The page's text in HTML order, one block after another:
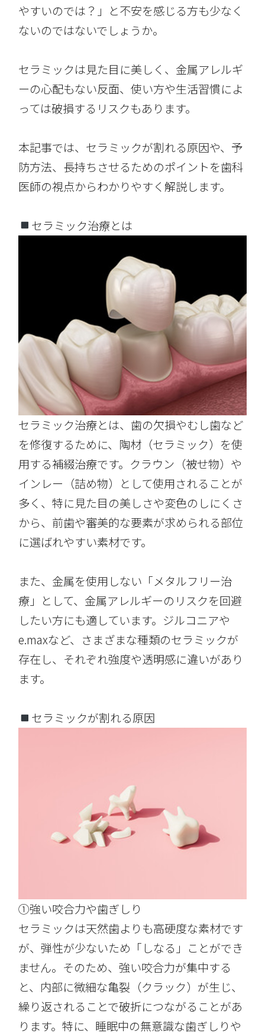
やすいのでは？」と不安を感じる方も少なく
ないのではないでしょうか。
セラミックは見た目に美しく、金属アレルギ
ーの心配もない反面、使い方や生活習慣によ
っては破損するリスクもあります。
本記事では、セラミックが割れる原因や、予
防方法、長持ちさせるためのポイントを歯科
医師の視点からわかりやすく解説します。
セラミック治療とは
セラミック治療とは、歯の欠損やむし歯など
を修復するために、陶材（セラミック）を使
用する補綴治療です。クラウン（被せ物）や
インレー（詰め物）として使用されることが
多く、特に見た目の美しさや変色のしにくさ
から、前歯や審美的な要素が求められる部位
に選ばれやすい素材です。
また、金属を使用しない「メタルフリー治
療」として、金属アレルギーのリスクを回避
したい方にも適しています。ジルコニアや
e.maxなど、さまざまな種類のセラミックが
存在し、それぞれ強度や透明感に違いがあり
ます。
セラミックが割れる原因
①強い咬合力や歯ぎしり
セラミックは天然歯よりも高硬度な素材です
が、弾性が少ないため「しなる」ことができ
ません。そのため、強い咬合力が集中する
と、内部に微細な亀裂（クラック）が生じ、
繰り返されることで破折につながることがあ
ります。特に、睡眠中の無意識な歯ぎしりや